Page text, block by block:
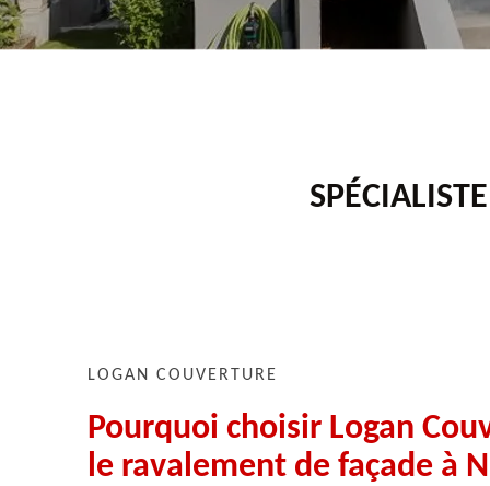
LOGAN COUVERTURE
Pourquoi choisir Logan
le ravalement de façade à